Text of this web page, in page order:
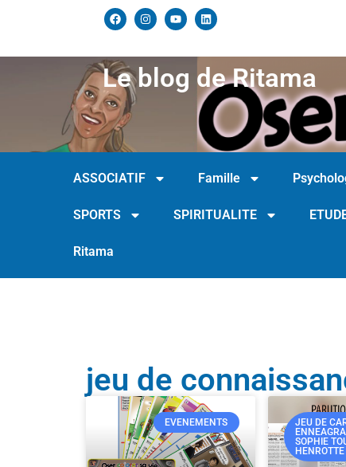
Le blog de Ritama
ASSOCIATIF Famille
SPORTS SPIRITUALITE
Ritama
jeu de
EVENEMENTS
JEU DE
SOPHIE
HENROTTE